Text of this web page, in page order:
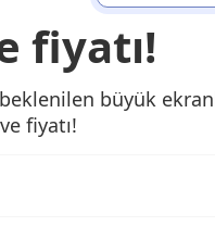
fiyatı!
büyük
fiyatı!